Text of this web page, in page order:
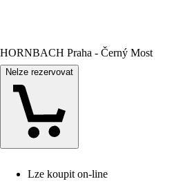
HORNBACH Praha - Černý Most
Nelze rezervovat
Lze koupit on-line